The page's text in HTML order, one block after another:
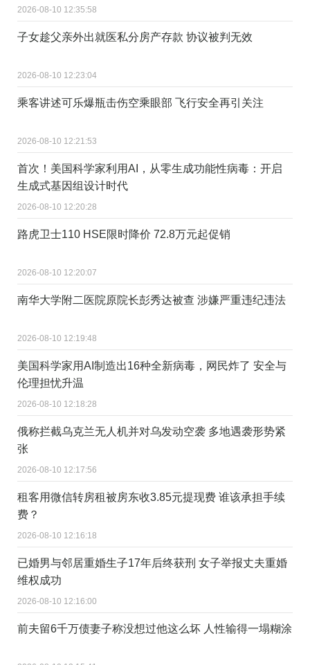
2026-08-10 12:35:58
子女趁父亲外出就医私分房产存款 协议被判无效
2026-08-10 12:23:04
乘客讲述可乐爆瓶击伤空乘眼部 飞行安全再引关注
2026-08-10 12:21:53
首次！美国科学家利用AI，从零生成功能性病毒：开启
生成式基因组设计时代
2026-08-10 12:20:28
路虎卫士110 HSE限时降价 72.8万元起促销
2026-08-10 12:20:07
南华大学附二医院原院长彭秀达被查 涉嫌严重违纪违法
2026-08-10 12:19:48
美国科学家用AI制造出16种全新病毒，网民炸了 安全与
伦理担忧升温
2026-08-10 12:18:28
俄称拦截乌克兰无人机并对乌发动空袭 多地遇袭形势紧
张
2026-08-10 12:17:56
租客用微信转房租被房东收3.85元提现费 谁该承担手续
费？
2026-08-10 12:16:18
已婚男与邻居重婚生子17年后终获刑 女子举报丈夫重婚
维权成功
2026-08-10 12:16:00
前夫留6千万债妻子称没想过他这么坏 人性输得一塌糊涂